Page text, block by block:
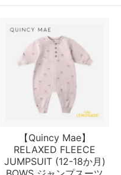
【Quincy Mae】
RELAXED FLEECE
JUMPSUIT (12-18か月)